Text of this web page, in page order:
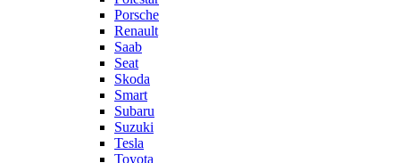
Porsche
Renault
Saab
Seat
Skoda
Smart
Subaru
Suzuki
Tesla
Toyota